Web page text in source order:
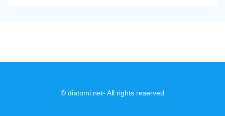
© diatomi.net- All rights reserved